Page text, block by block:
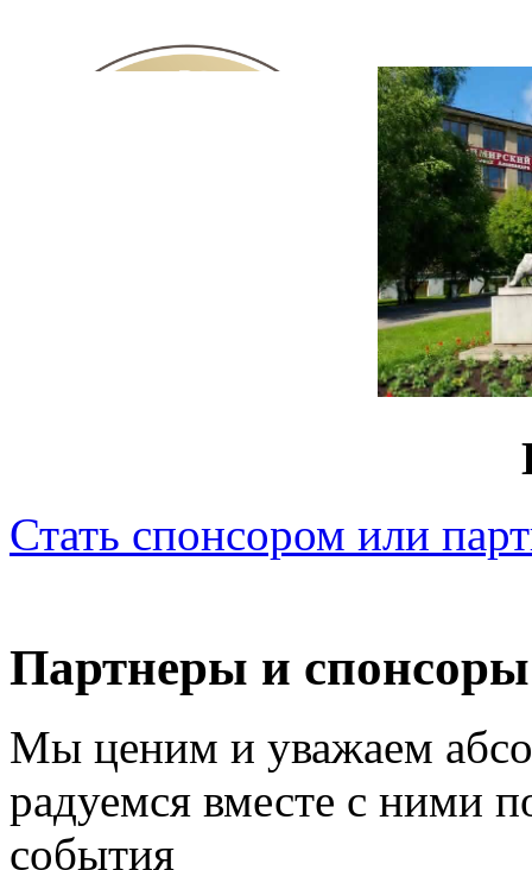
Стать спонсором или
Партнеры и спонсоры
Мы ценим и уважаем
радуемся вместе с ними
события